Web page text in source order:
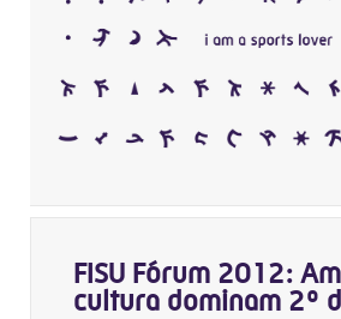
FISU Fórum 2012:
cultura dominam 2º